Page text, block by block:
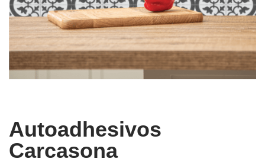
Autoadhesivos
Carcasona